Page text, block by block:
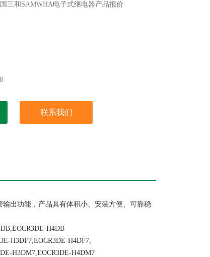
三和SAMWHA电子式继电器产品报价
联系我们
出功能，产品具有体积小、安装方便、可靠稳
H4DB
H3DF7,EOCR3DE-H4DF7,
H3DM7,EOCR3DE-H4DM7